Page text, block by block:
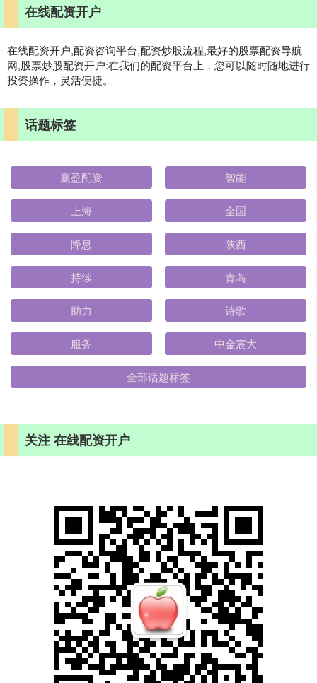
在线配资开户
在线配资开户,配资咨询平台,配资炒股流程,最好的股票配资导航
网,股票炒股配资开户:在我们的配资平台上，您可以随时随地进行
投资操作，灵活便捷。
话题标签
赢盈配资 智能
上海 全国
降息 陕西
持续 青岛
助力 诗歌
服务 中金宸大
全部话题标签
关注 在线配资开户